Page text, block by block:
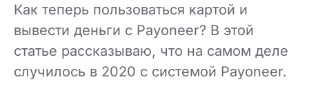
Как теперь пользоваться картой и
вывести деньги с Payoneer? В этой
статье рассказываю, что на самом деле
случилось в 2020 с системой Payoneer.